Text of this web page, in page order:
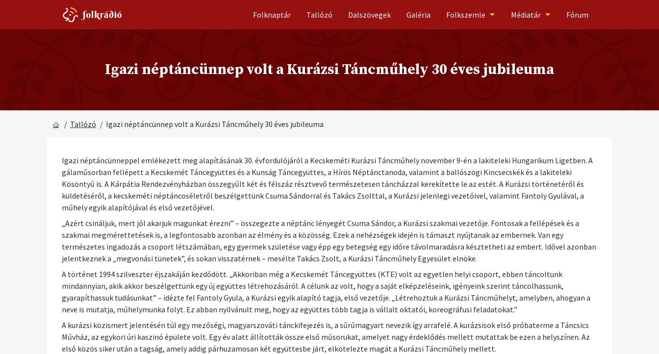
Folknaptár Tallózó Dalszövegek Galéria Folkszemle Médiatár Fórum
Igazi néptáncünnep volt a Kurázsi Táncműhely 30 éves jubileuma
/ Tallózó / Igazi néptáncünnep volt a Kurázsi Táncműhely 30 éves jubileuma
Igazi néptáncünneppel emlékezett meg alapításának 30. évfordulójáról a Kecskeméti Kurázsi Táncműhely november 9-én a lakiteleki Hungarikum Ligetben. A
gálaműsorban fellépett a Kecskemét Táncegyüttes és a Kunság Táncegyüttes, a Hírös Néptánctanoda, valamint a ballószögi Kincsecskék és a lakiteleki
Kösöntyű is. A Kárpátia Rendezvényházban összegyűlt két és félszáz résztvevő természetesen táncházzal kerekítette le az estét. A Kurázsi történetéről és
küldetéséről, a kecskeméti néptáncoséletről beszélgettünk Csuma Sándorral és Takács Zsolttal, a Kurázsi jelenlegi vezetőivel, valamint Fantoly Gyulával, a
műhely egyik alapítójával és első vezetőjével.
„Azért csináljuk, mert jól akarjuk magunkat érezni” – összegezte a néptánc lényegét Csuma Sándor, a Kurázsi szakmai vezetője. Fontosak a fellépések és a
szakmai megmérettetések is, a legfontosabb azonban az élmény és a közösség. Ezek a nehézségek idején is támaszt nyújtanak az embernek. Van egy
természetes ingadozás a csoport létszámában, egy gyermek születése vagy épp egy betegség egy időre távolmaradásra késztetheti az embert. Idővel azonban
jelentkeznek a „megvonási tünetek”, és sokan visszatérnek – mesélte Takács Zsolt, a Kurázsi Táncműhely Egyesület elnöke.
A történet 1994 szilveszter éjszakáján kezdődött. „Akkoriban még a Kecskemét Táncegyüttes (KTE) volt az egyetlen helyi csoport, ebben táncoltunk
mindannyian, akik akkor beszélgettünk egy új együttes létrehozásáról. A célunk az volt, hogy a saját elképzeléseink, igényeink szerint táncolhassunk,
gyarapíthassuk tudásunkat” – idézte fel Fantoly Gyula, a Kurázsi egyik alapító tagja, első vezetője. „Létrehoztuk a Kurázsi Táncműhelyt, amelyben, ahogyan a
neve is mutatja, műhelymunka folyt. Ez abban nyilvánult meg, hogy az együttes több tagja is vállalt oktatói, koreográfusi feladatokat.”
A kurázsi közismert jelentésén túl egy mezőségi, magyarszováti tánckifejezés is, a sűrűmagyart nevezik így arrafelé. A kurázsisok első próbaterme a Táncsics
Művház, az egykori úri kaszinó épülete volt. Egy év alatt állították össze első műsorukat, amelyet nagy érdeklődés mellett mutattak be ezen a helyszínen. Az
első közös siker után a tagság, amely addig párhuzamosan két együttesbe járt, elkötelezte magát a Kurázsi Táncműhely mellett.